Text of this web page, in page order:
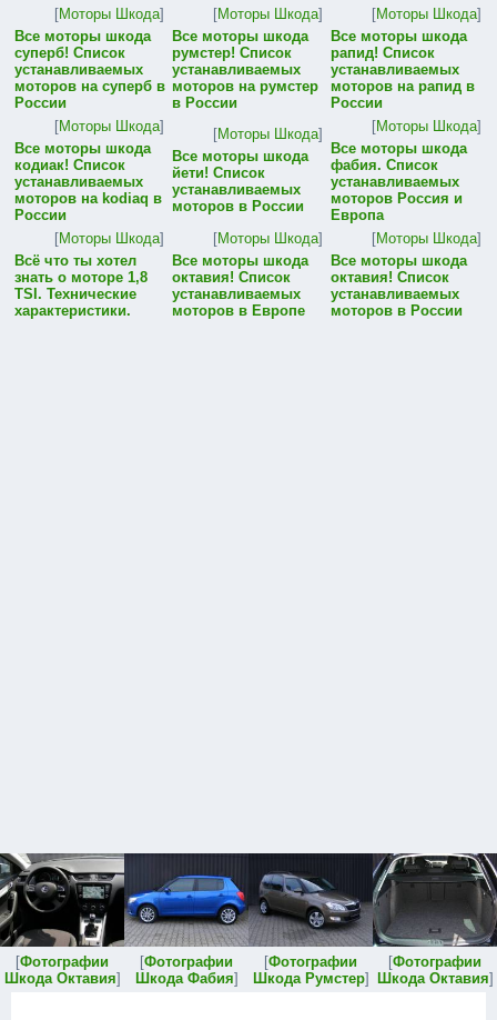
[Моторы Шкода]
Все моторы шкода
суперб! Список
устанавливаемых
моторов на суперб в
России
[Моторы Шкода]
Все моторы шкода
румстер! Список
устанавливаемых
моторов на румстер
в России
[Моторы Шкода]
Все моторы шкода
рапид! Список
устанавливаемых
моторов на рапид в
России
[Моторы Шкода]
Все моторы шкода
кодиак! Список
устанавливаемых
моторов на kodiaq в
России
[Моторы Шкода]
Все моторы шкода
йети! Список
устанавливаемых
моторов в России
[Моторы Шкода]
Все моторы шкода
фабия. Список
устанавливаемых
моторов Россия и
Европа
[Моторы Шкода]
Всё что ты хотел
знать о моторе 1,8
TSI. Технические
характеристики.
[Моторы Шкода]
Все моторы шкода
октавия! Список
устанавливаемых
моторов в Европе
[Моторы Шкода]
Все моторы шкода
октавия! Список
устанавливаемых
моторов в России
[Фотографии
Шкода Октавия]
[Фотографии
Шкода Фабия]
[Фотографии
Шкода Румстер]
[Фотографии
Шкода Октавия]